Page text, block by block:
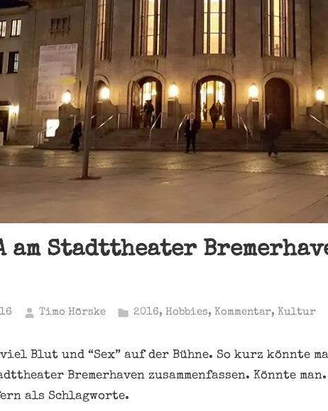
am Stadttheater
Timo Hörske 2016, Hobbies, Kommentar, Kultur
Blut und “Sex” auf der Bühne. So kurz könnte
Bremerhaven zusammenfassen. Könnte
als Schlagworte.